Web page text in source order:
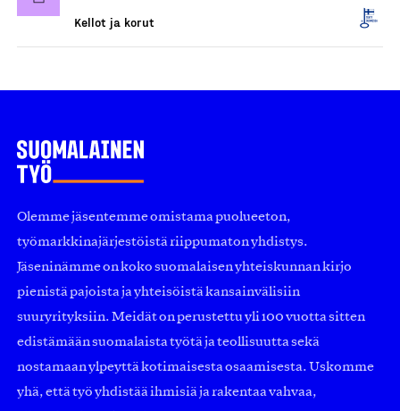
Kellot ja korut
Olemme jäsentemme omistama puolueeton,
työmarkkinajärjestöistä riippumaton yhdistys.
Jäseninämme on koko suomalaisen yhteiskunnan kirjo
pienistä pajoista ja yhteisöistä kansainvälisiin
suuryrityksiin. Meidät on perustettu yli 100 vuotta sitten
edistämään suomalaista työtä ja teollisuutta sekä
nostamaan ylpeyttä kotimaisesta osaamisesta. Uskomme
yhä, että työ yhdistää ihmisiä ja rakentaa vahvaa,